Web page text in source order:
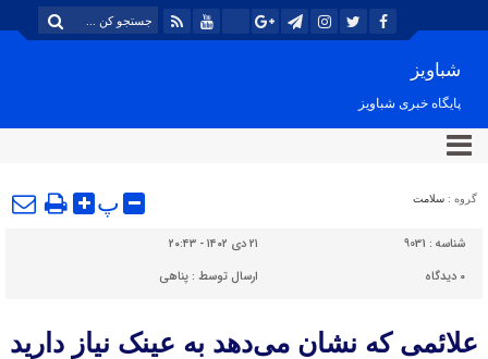
شباویز
پایگاه خبری شباویز
گروه : سلامت پ
شناسه : 9031
۲۱ دی ۱۴۰۲ - ۲۰:۴۳
۰ دیدگاه ارسال توسط :پناهی
علائمی که نشان می‌دهد به عینک نیاز دارید